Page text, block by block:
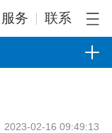
服务 联系
2023-02-16 09:49:13